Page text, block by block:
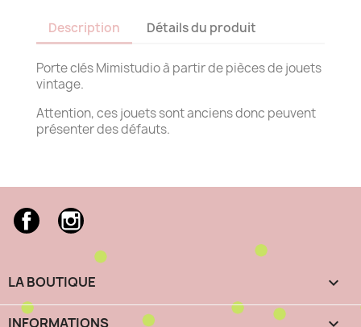
Description Détails du produit
Porte clés Mimistudio à partir de pièces de jouets
vintage.
Attention, ces jouets sont anciens donc peuvent
présenter des défauts.
FacebookInstagram
LA BOUTIQUE 
INFORMATIONS